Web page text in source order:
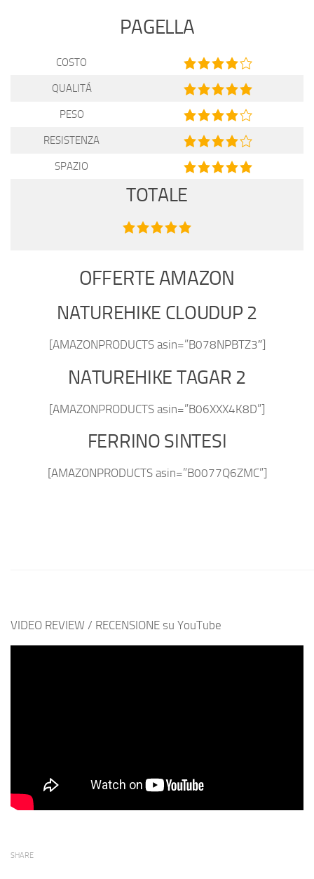
PAGELLA
COSTO
QUALITÁ
PESO
RESISTENZA
SPAZIO
TOTALE
OFFERTE AMAZON
NATUREHIKE CLOUDUP 2
[AMAZONPRODUCTS asin=”B078NPBTZ3″]
NATUREHIKE TAGAR 2
[AMAZONPRODUCTS asin=”B06XXX4K8D”]
FERRINO SINTESI
[AMAZONPRODUCTS asin=”B0077Q6ZMC”]
VIDEO REVIEW / RECENSIONE su YouTube
SHARE